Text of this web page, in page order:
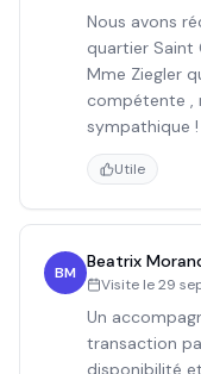
Nous avons
quartier Saint
Mme Ziegler
compétente ,
sympathique !
Utile
BM
Beatrix
Visite le29
Un
transaction
disponibilité